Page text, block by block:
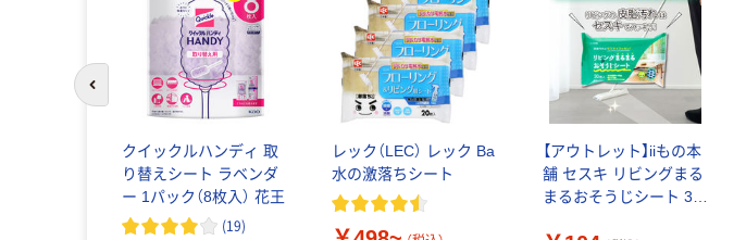
クイックルハンディ 取
り替えシート ラベンダ
ー 1パック（8枚入） 花王
(19)
レック（LEC） レック Ba
水の激落ちシート
【アウトレット】iiもの本
舗 セスキ リビングまる
まるおそうじシート 30
前のスライドへ